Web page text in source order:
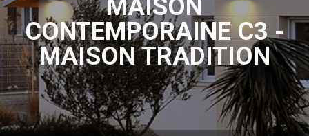
MAISON
CONTEMPORAINE C3 -
MAISON TRADITION